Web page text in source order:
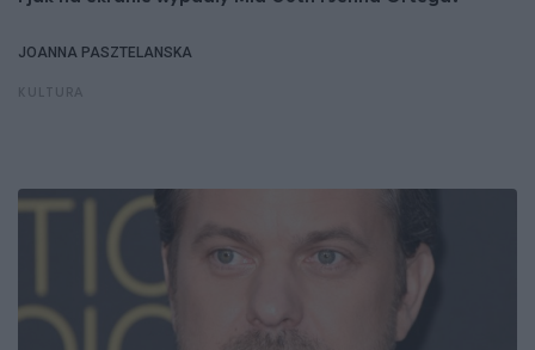
JOANNA PASZTELANSKA